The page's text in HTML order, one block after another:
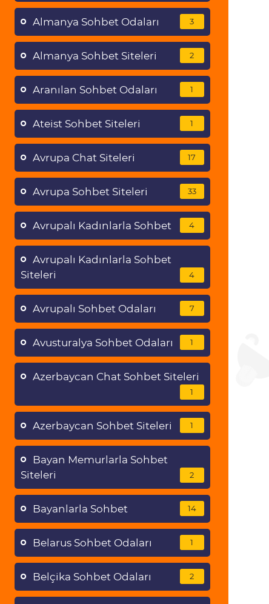
Almanya Sohbet Odaları 3
Almanya Sohbet Siteleri 2
Aranılan Sohbet Odaları 1
Ateist Sohbet Siteleri 1
Avrupa Chat Siteleri 17
Avrupa Sohbet Siteleri 33
Avrupalı Kadınlarla Sohbet 4
Avrupalı Kadınlarla Sohbet
Siteleri
4
Avrupalı Sohbet Odaları 7
Avusturalya Sohbet Odaları 1
Azerbaycan Chat Sohbet Siteleri
1
Azerbaycan Sohbet Siteleri 1
Bayan Memurlarla Sohbet
Siteleri
2
Bayanlarla Sohbet 14
Belarus Sohbet Odaları 1
Belçika Sohbet Odaları 2